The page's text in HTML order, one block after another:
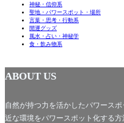
神秘・信仰系
聖地・パワースポット・場所
言葉・思考・行動系
開運グッズ
風水・占い・神秘学
食・飲み物系
ABOUT US
自然が持つ力を活かしたパワース
近な環境をパワースポット化する